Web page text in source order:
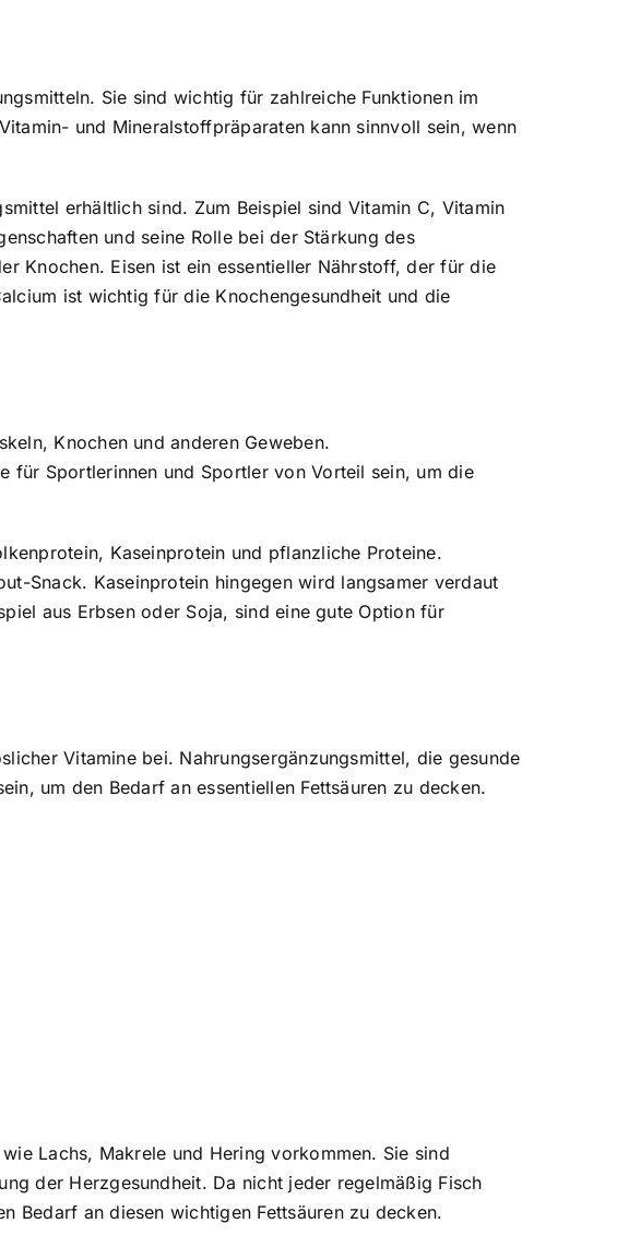
Sie sind wichtig für zahlreiche Funktionen im
und Mineralstoffpräparaten kann sinnvoll sein, wenn
erhältlich sind. Zum Beispiel sind Vitamin C, Vitamin
und seine Rolle bei der Stärkung des
Knochen. Eisen ist ein essentieller Nährstoff, der für die
ist wichtig für die Knochengesundheit und die
Knochen und anderen Geweben.
für Sportlerinnen und Sportler von Vorteil sein, um die
Kaseinprotein und pflanzliche Proteine.
Snack. Kaseinprotein hingegen wird langsamer verdaut
aus Erbsen oder Soja, sind eine gute Option für
Vitamine bei. Nahrungsergänzungsmittel, die gesunde
um den Bedarf an essentiellen Fettsäuren zu decken.
Lachs, Makrele und Hering vorkommen. Sie sind
der Herzgesundheit. Da nicht jeder regelmäßig Fisch
Bedarf an diesen wichtigen Fettsäuren zu decken.